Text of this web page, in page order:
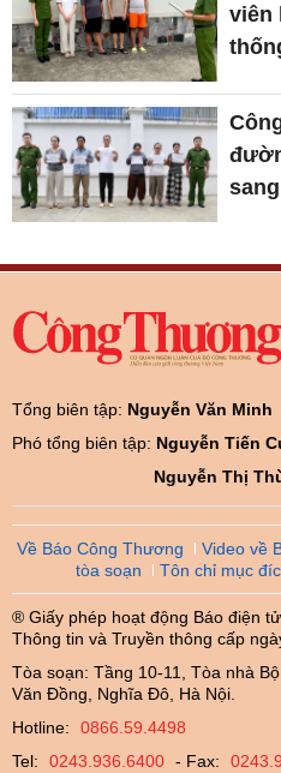
viên
Tổng biên tập: Nguyễn Văn Minh
Phó tổng biên tập: Nguyễn Tiến
Nguyễn Thị
Về Báo Công Thương Video về
tòa soạn
Tôn chỉ mục
® Giấy phép hoạt động Báo điện
Thông tin và Truyền thông cấp
Tòa soạn: Tầng 10-11, Tòa nhà
Văn Đồng, Nghĩa Đô, Hà Nội.
Hotline:
0866.59.4498
Tel:
0243.936.6400 - Fax: